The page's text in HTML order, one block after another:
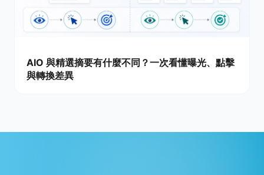
AIO 與精選摘要有什麼不同？一次看懂曝光、點擊
與轉換差異